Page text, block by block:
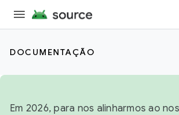
DOCUMENTAÇÃO
Em 2026, para nos alinharmos ao